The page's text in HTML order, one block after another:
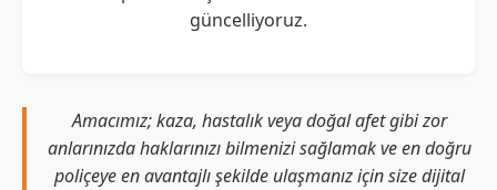
güncelliyoruz.
Amacımız; kaza, hastalık veya doğal afet gibi zor
anlarınızda haklarınızı bilmenizi sağlamak ve en doğru
poliçeye en avantajlı şekilde ulaşmanız için size dijital